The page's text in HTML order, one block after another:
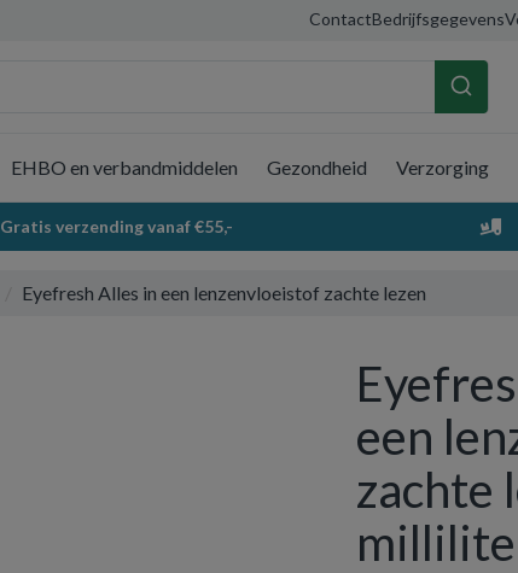
ContactBedrijfsgegevens
Winkelwagen
EHBO en verbandmiddelen Gezondheid Verzorging
Gratis verzending vanaf €55,-
Eyefresh Alles in een lenzenvloeistof zachte lezen
een
zachte